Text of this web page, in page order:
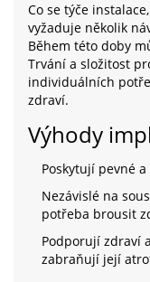
Co se týče
vyžaduje několik
Během této doby
Trvání a složitost
individuálních
zdraví.
Výhody
Poskytují pevné
Nezávislé na
potřeba brousit
Podporují zdraví
zabraňují její